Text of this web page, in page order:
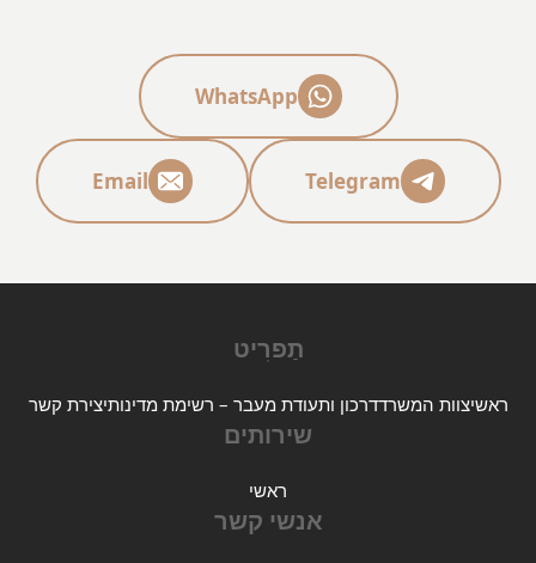
WhatsApp
Telegram
Email
תַפרִיט
ראשיצוות המשרדדרכון ותעודת מעבר – רשימת מדינותיצירת קשר
שירותים
ראשי
אנשי קשר